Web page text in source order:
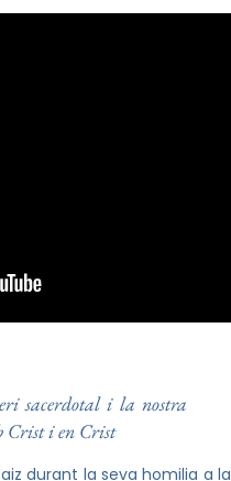
sacerdotal i la nostra
Crist i en Crist
durant la seva homilia a la